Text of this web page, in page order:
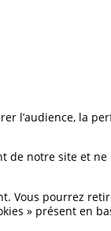
de
l’audience, la
de notre site et ne
Vous pourrez
» présent en